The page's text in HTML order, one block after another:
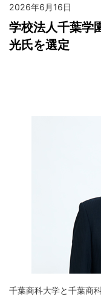
2026年6月16日
学校法人千葉学
光氏を選定
千葉商科大学と千葉商